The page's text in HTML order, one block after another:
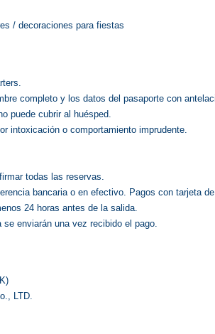
/ decoraciones para fiestas
completo y los datos del pasaporte con
puede cubrir al huésped.
intoxicación o comportamiento imprudente.
todas las reservas.
bancaria o en efectivo. Pagos con tarjeta
24 horas antes de la salida.
enviarán una vez recibido el pago.
LTD.